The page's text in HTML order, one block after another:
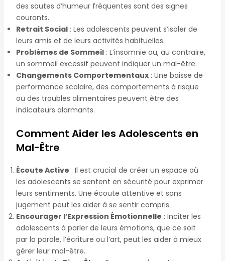
des sautes d’humeur fréquentes sont des signes
courants.
Retrait Social: Les adolescents peuvent s’isoler de
leurs amis et de leurs activités habituelles.
Problèmes de Sommeil: L’insomnie ou, au contraire,
un sommeil excessif peuvent indiquer un mal-être.
Changements Comportementaux: Une baisse de
performance scolaire, des comportements à risque
ou des troubles alimentaires peuvent être des
indicateurs alarmants.
Comment Aider les Adolescents en
Mal-Être
Écoute Active : Il est crucial de créer un espace où
les adolescents se sentent en sécurité pour exprimer
leurs sentiments. Une écoute attentive et sans
jugement peut les aider à se sentir compris.
Encourager l’Expression Émotionnelle : Inciter les
adolescents à parler de leurs émotions, que ce soit
par la parole, l’écriture ou l’art, peut les aider à mieux
gérer leur mal-être.